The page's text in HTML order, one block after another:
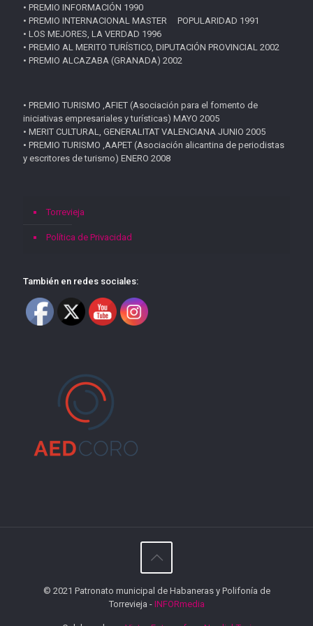
• PREMIO INFORMACIÓN 1990
• PREMIO INTERNACIONAL MASTER POPULARIDAD 1991
• LOS MEJORES, LA VERDAD 1996
• PREMIO AL MERITO TURÍSTICO, DIPUTACIÓN PROVINCIAL 2002
• PREMIO ALCAZABA (GRANADA) 2002
• PREMIO TURISMO ,AFIET (Asociación para el fomento de
iniciativas empresariales y turísticas) MAYO 2005
• MERIT CULTURAL, GENERALITAT VALENCIANA JUNIO 2005
• PREMIO TURISMO ,AAPET (Asociación alicantina de periodistas
y escritores de turismo) ENERO 2008
Torrevieja
Política de Privacidad
También en redes sociales:
© 2021 Patronato municipal de Habaneras y Polifonía de
Torrevieja - INFORmedia